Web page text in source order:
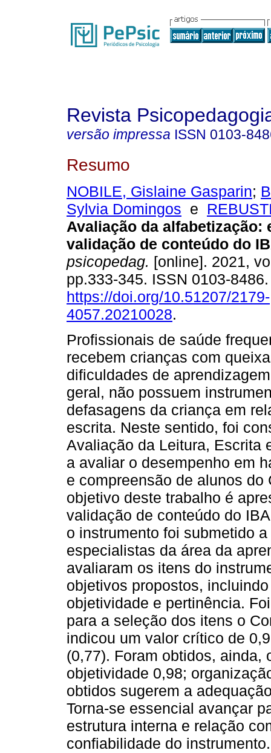
Revista
versão impressa ISSN 0103-
Resumo
NOBILE, Gislaine Gasparin;
Sylvia Domingos e
Avaliação da alfabetização:
validação de conteúdo do
psicopedag. [online]. 2021,
pp.333-345. ISSN 0103-
https://doi.org/10.51207/2179-
4057.20210028.
Profissionais de saúde
recebem crianças com
dificuldades de
geral, não possuem
defasagens da criança em
escrita. Neste sentido, foi
Avaliação da Leitura, Escrita
a avaliar o desempenho em
e compreensão de alunos
objetivo deste trabalho é
validação de conteúdo do
o instrumento foi submetido
especialistas da área da
avaliaram os itens do
objetivos propostos,
objetividade e pertinência.
para a seleção dos itens o
indicou um valor crítico de
(0,77). Foram obtidos, ainda,
objetividade 0,98;
obtidos sugerem a
Torna-se essencial avançar
estrutura interna e relação
confiabilidade do instrumento.